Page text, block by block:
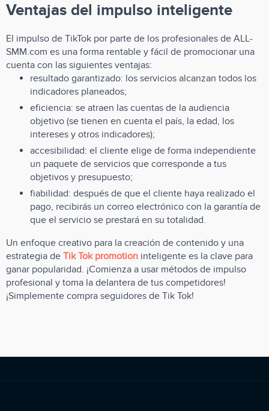
Ventajas del impulso inteligente
El impulso de TikTok por parte de los profesionales de ALL-
SMM.com es una forma rentable y fácil de promocionar una
cuenta con las siguientes ventajas:
resultado garantizado: los servicios alcanzan todos los
indicadores planeados;
eficiencia: se atraen las cuentas de la audiencia
objetivo (se tienen en cuenta el país, la edad, los
intereses y otros indicadores);
accesibilidad: el cliente elige de forma independiente
un paquete de servicios que corresponde a tus
objetivos y presupuesto;
fiabilidad: después de que el cliente haya realizado el
pago, recibirás un correo electrónico con la garantía de
que el servicio se prestará en su totalidad.
Un enfoque creativo para la creación de contenido y una
estrategia de Tik Tok promotion inteligente es la clave para
ganar popularidad. ¡Comienza a usar métodos de impulso
profesional y toma la delantera de tus competidores!
¡Simplemente compra seguidores de Tik Tok!